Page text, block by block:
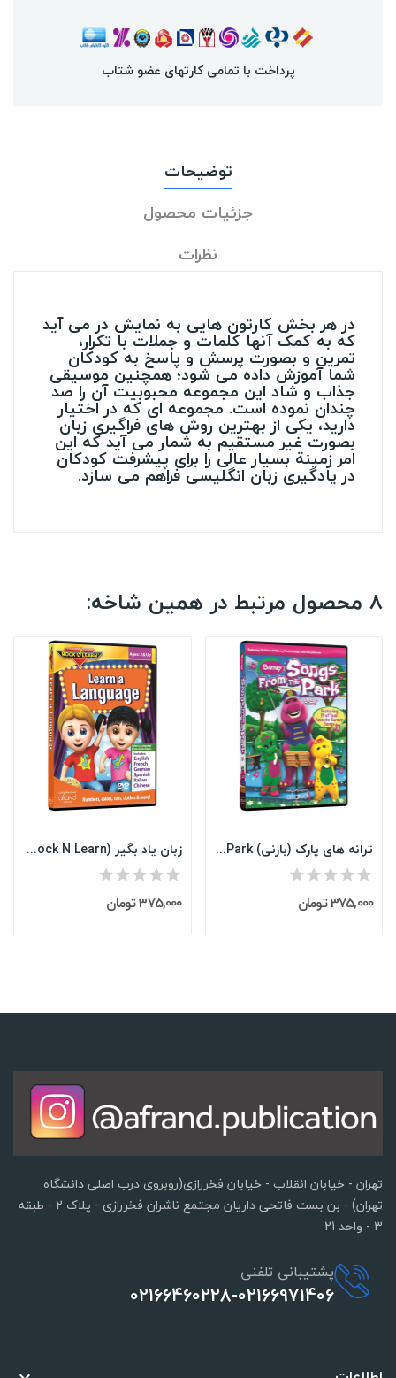
پرداخت با تمامی کارتهای عضو شتاب
توضیحات
جزئیات محصول
نظرات
در هر بخش کارتون هایی به نمایش در می آید
که به کمک آنها کلمات و جملات با تکرار،
تمرین و بصورت پرسش و پاسخ به کودکان
شما آموزش داده می شود؛ همچنین موسیقی
جذاب و شاد این مجموعه محبوبیت آن را صد
چندان نموده است. مجموعه ای که در اختیار
دارید، یکی از بهترین روش های فراگیری زبان
بصورت غیر مستقیم به شمار می آید که این
امر زمینة بسیار عالی را برای پیشرفت کودکان
در یادگیری زبان انگلیسی فراهم می سازد.
8 محصول مرتبط در همین شاخه:
زبان یاد بگیر (Learn A Language (Rock N Learn
375,000 تومان
ترانه های پارک (بارنی) Barney Songs from the Park
375,000 تومان
تهران - خیابان انقلاب - خیابان فخررازی(روبروی درب اصلی دانشگاه
تهران) - بن بست فاتحی داریان مجتمع ناشران فخررازی - پلاک 2 - طبقه
3 - واحد 21
پشتیبانی تلفنی
02166460228-02166971406